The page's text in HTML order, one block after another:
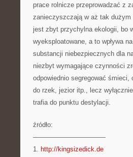
prace rolnicze przeprowadzać z
zanieczyszczają w aż tak dużym
jest zbyt przychylna ekologii, bo
wyeksploatowane, a to wpływa
substancji niebezpiecznych dla
niezbyt wymagające czynności
odpowiednio segregować
do rzek, jezior itp., lecz
trafia do punktu destylacji.
źródło:
———————————
1. http://kingsizedick.de